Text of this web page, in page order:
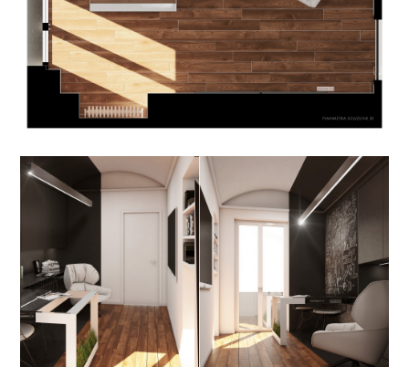
KK ARCHITECTURE
CHI SONO
PORTFOLIO
PUBBLICAZIONI
CONTATTO